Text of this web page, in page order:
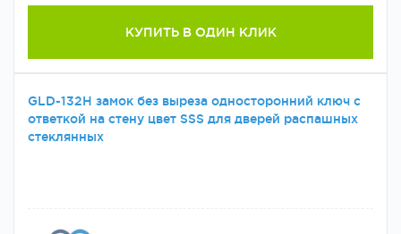
КУПИТЬ В ОДИН КЛИК
GLD-132H замок без выреза односторонний ключ с
ответкой на стену цвет SSS для дверей распашных
стеклянных